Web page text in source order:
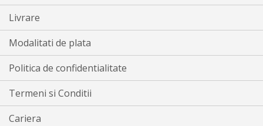
Livrare
Modalitati de plata
Politica de confidentialitate
Termeni si Conditii
Cariera